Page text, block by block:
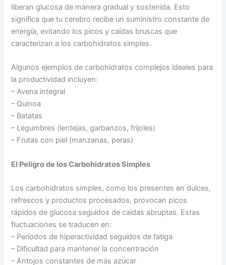
liberan glucosa de manera gradual y sostenida. Esto
significa que tu cerebro recibe un suministro constante de
energía, evitando los picos y caídas bruscas que
caracterizan a los carbohidratos simples.
Algunos ejemplos de carbohidratos complejos ideales para
la productividad incluyen:
– Avena integral
– Quinoa
– Batatas
– Legumbres (lentejas, garbanzos, frijoles)
– Frutas con piel (manzanas, peras)
El Peligro de los Carbohidratos Simples
Los carbohidratos simples, como los presentes en dulces,
refrescos y productos procesados, provocan picos
rápidos de glucosa seguidos de caídas abruptas. Estas
fluctuaciones se traducen en:
– Períodos de hiperactividad seguidos de fatiga
– Dificultad para mantener la concentración
– Antojos constantes de más azúcar